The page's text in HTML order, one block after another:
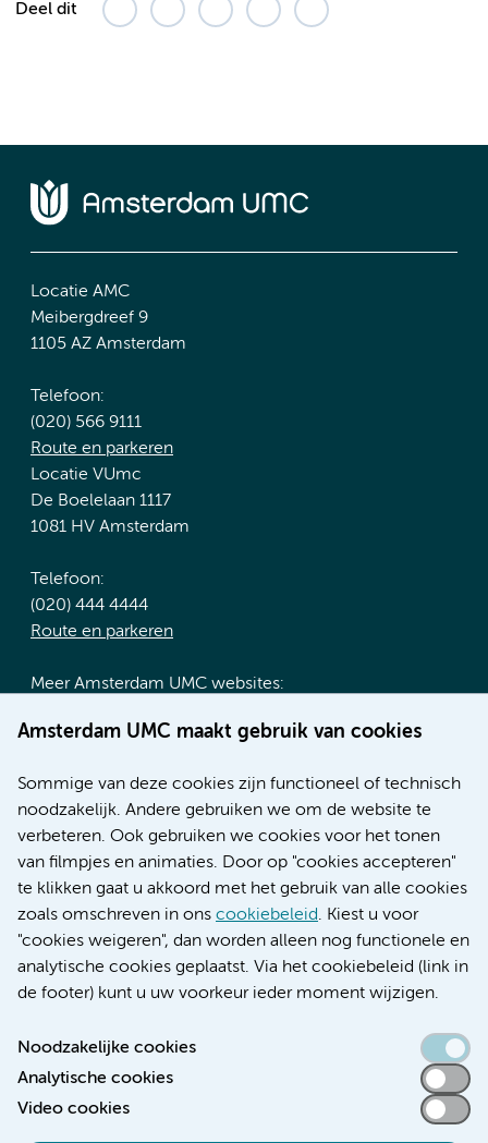
Deel dit
Amsterdam UMC maakt gebruik van cookies
Sommige van deze cookies zijn functioneel of technisch
noodzakelijk. Andere gebruiken we om de website te
verbeteren. Ook gebruiken we cookies voor het tonen
van filmpjes en animaties. Door op "cookies accepteren"
te klikken gaat u akkoord met het gebruik van alle cookies
zoals omschreven in ons cookiebeleid. Kiest u voor
"cookies weigeren", dan worden alleen nog functionele en
analytische cookies geplaatst. Via het cookiebeleid (link in
de footer) kunt u uw voorkeur ieder moment wijzigen.
Noodzakelijke cookies
Analytische cookies
Video cookies
Locatie AMC
Meibergdreef 9
1105 AZ Amsterdam
Telefoon:
(020) 566 9111
Route en parkeren
Locatie VUmc
De Boelelaan 1117
1081 HV Amsterdam
Telefoon:
(020) 444 4444
Route en parkeren
Meer Amsterdam UMC websites:
Werken bij Amsterdam UMC
Nieuws
Research
Educatie locatie AMC
Educatie locatie VUmc
Verwijzen & diagnostiek
Toegankelijkheidsverklaring